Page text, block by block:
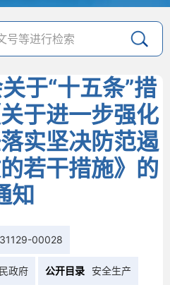
于“十五条”措
于进一步强化
实坚决防范遏
若干措施》的
知
00028
政府 公开目录 安全生产